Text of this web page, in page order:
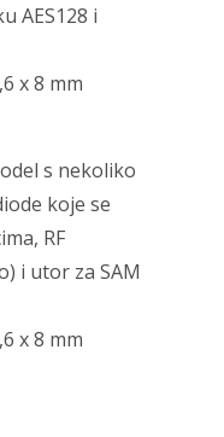
AES128 i
x 8 mm
s nekoliko
koje se
RF
i utor za SAM
x 8 mm